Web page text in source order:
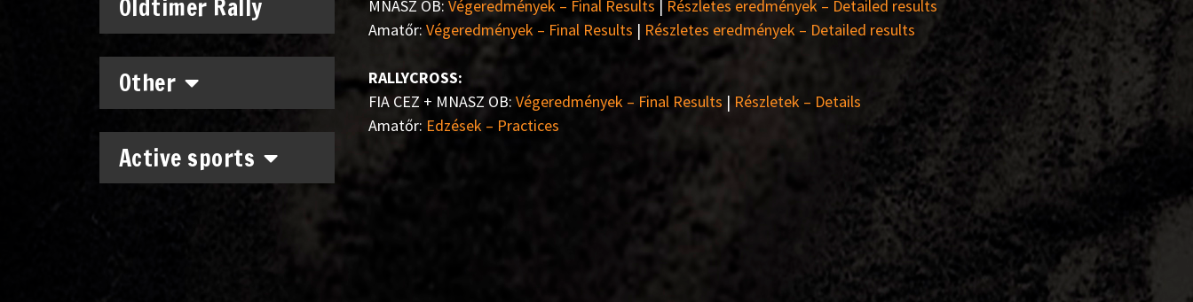
Oldtimer Rally
Other
Active sports
MNASZ OB: Végeredmények – Final Results | Részletes eredmények – Detailed results
Amatőr:Végeredmények – Final Results | Részletes eredmények – Detailed results
RALLYCROSS:
FIA CEZ + MNASZ OB: Végeredmények – Final Results | Részletek – Details
Amatőr: Edzések – Practices